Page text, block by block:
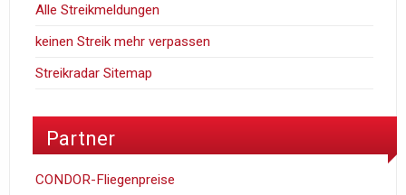
Alle Streikmeldungen
keinen Streik mehr verpassen
Streikradar Sitemap
Partner
CONDOR-Fliegenpreise